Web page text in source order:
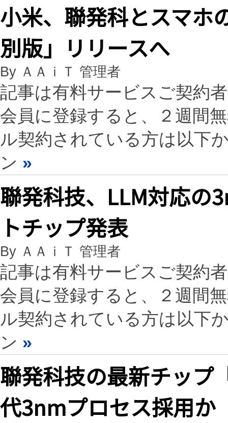
小米、聯発科とスマホ
別版」リリースへ
By ＡＡｉＴ 管理者
記事は有料サービスご契約
会員に登録すると、２週間
ル契約されている方は以下
ン »
聯発科技、LLM対応の
トチップ発表
By ＡＡｉＴ 管理者
記事は有料サービスご契約
会員に登録すると、２週間
ル契約されている方は以下
ン »
聯発科技の最新チップ
代3nmプロセス採用か